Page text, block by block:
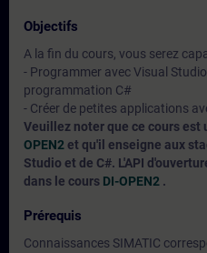
Objectifs
A la fin du cours, vous serez
- Programmer avec Visual
programmation C#
- Créer de petites applications
Veuillez noter que ce cours est
OPEN2 et qu'il enseigne aux
Studio et de C#. L'API
dans le cours DI-OPEN2 .
Prérequis
Connaissances SIMATIC